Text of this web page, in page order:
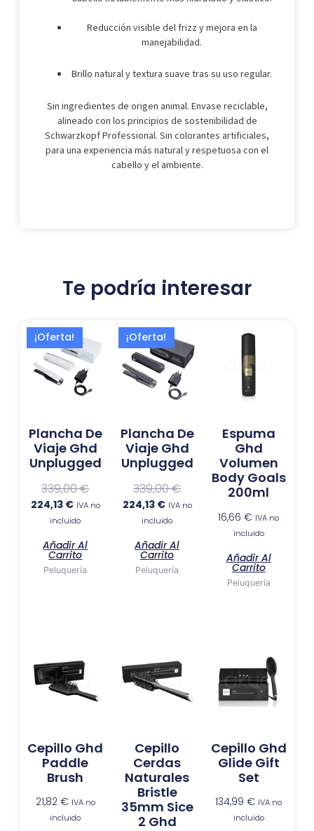
Reducción visible del frizz y mejora en la
manejabilidad.
Brillo natural y textura suave tras su uso regular.
Sin ingredientes de origen animal. Envase reciclable,
alineado con los principios de sostenibilidad de
Schwarzkopf Professional. Sin colorantes artificiales,
para una experiencia más natural y respetuosa con el
cabello y el ambiente.
Te podría interesar
¡Oferta!
Plancha De
Viaje Ghd
Unplugged
339,00€
precio
original
339,00 €.
224,13 €
El
precio
actual
es:
224,13 €.
IVA no
incluido
Añadir Al
Carrito
Peluquería
¡Oferta!
Plancha De
Viaje Ghd
Unplugged
339,00€
precio
original
era:
339,00 €.
224,13 €
El
precio
actual
es:
224,13 €.
IVA no
incluido
Añadir Al
Carrito
Peluquería
Espuma
Ghd
Volumen
Body Goals
200ml
16,66€ IVA no
incluido
Añadir Al
Carrito
Peluquería
Cepillo Ghd
Paddle
Brush
21,82 € IVA no
incluido
Cepillo
Cerdas
Naturales
Bristle
35mm Sice
2 Ghd
Cepillo Ghd
Glide Gift
Set
134,99€ IVA no
incluido